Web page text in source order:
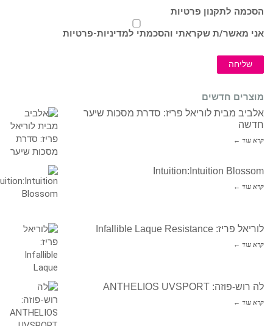
הסכמה לתקנון פרטיות
אני מאשר/ת שקראתי והסכמתי למדיניות-פרטיות
שליחה
מוצרים חדשים
אלביב מבית לוריאל פריז: סדרת מסכות שיער
חדשה
קרא עוד ←
Intuition:Intuition Blossom
קרא עוד ←
לוריאל פריז: Infallible Laque Resistance
קרא עוד ←
לה רוש-פוזה: ANTHELIOS UVSPORT
קרא עוד ←